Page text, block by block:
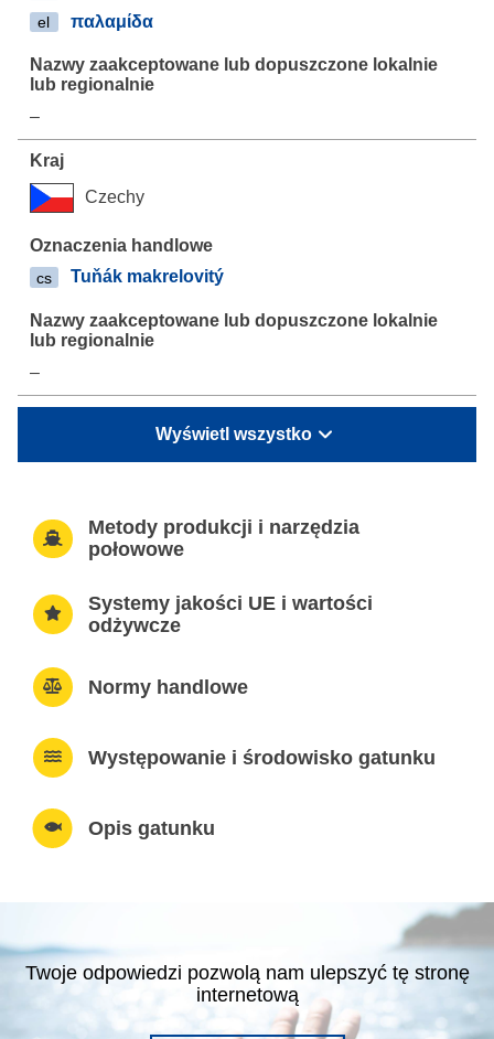
el
παλαμίδα
–
Czechy
cs Tuňák makrelovitý
–
Wyświetl wszystko
Metody produkcji i narzędzia
połowowe
Systemy jakości UE i wartości
odżywcze
Normy handlowe
Występowanie i środowisko gatunku
Opis gatunku
Twoje odpowiedzi pozwolą nam ulepszyć tę stronę
internetową